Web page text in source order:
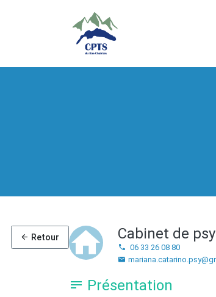
Retour Cabinet de
06 33 26 08 80
Présentation